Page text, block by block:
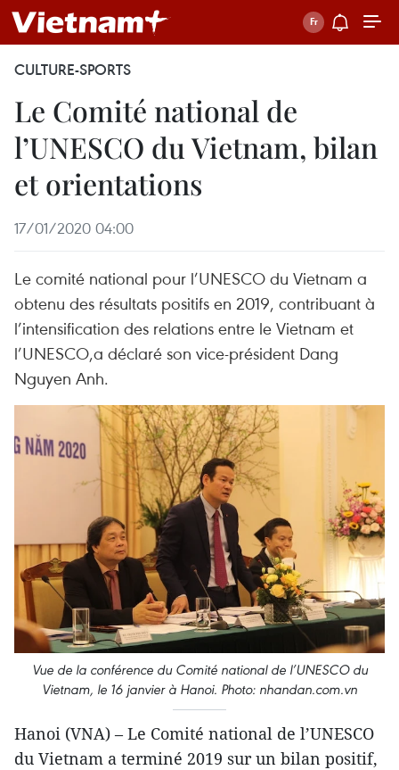
CULTURE-SPORTS
Le Comité national de
l’UNESCO du Vietnam, bilan
et orientations
17/01/2020 04:00
Le comité national pour l’UNESCO du Vietnam a
obtenu des résultats positifs en 2019, contribuant à
l’intensification des relations entre le Vietnam et
l’UNESCO,a déclaré son vice-président Dang
Nguyen Anh.
Vue de la conférence du Comité national de l’UNESCO du
Vietnam, le 16 janvier à Hanoi. Photo: nhandan.com.vn
Hanoi (VNA) – Le Comité national de l’UNESCO
du Vietnam a terminé 2019 sur un bilan positif,